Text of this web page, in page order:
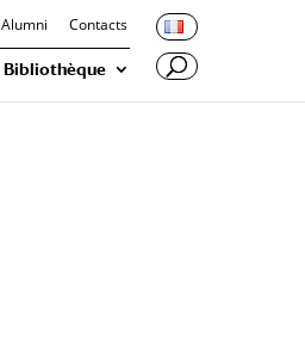
Alumni Contacts
Bibliothèque